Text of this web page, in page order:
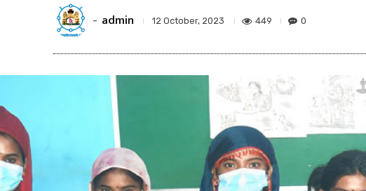
- admin 12 October, 2023 449 0